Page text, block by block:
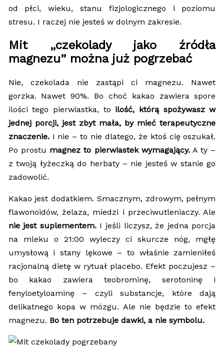
od płci, wieku, stanu fizjologicznego i poziomu
stresu. I raczej nie jesteś w dolnym zakresie.
Mit „czekolady jako źródła
magnezu” można już pogrzebać
Nie, czekolada nie zastąpi ci magnezu. Nawet
gorzka. Nawet 90%. Bo choć kakao zawiera spore
ilości tego pierwiastka, to ilość, którą spożywasz w
jednej porcji, jest zbyt mała, by mieć terapeutyczne
znaczenie.I nie – to nie dlatego, że ktoś cię oszukał.
Po prostu magnez to pierwiastek wymagający.A ty –
z twoją łyżeczką do herbaty – nie jesteś w stanie go
zadowolić.
Kakao jest dodatkiem. Smacznym, zdrowym, pełnym
flawonoidów, żelaza, miedzi i przeciwutleniaczy. Ale
nie jest suplementem.I jeśli liczysz, że jedna porcja
na mleku o 21:00 wyleczy ci skurcze nóg, mgłę
umysłową i stany lękowe – to właśnie zamieniłeś
racjonalną dietę w rytuał placebo. Efekt poczujesz –
bo kakao zawiera teobrominę, serotoninę i
fenyloetyloaminę – czyli substancje, które dają
delikatnego kopa w mózgu. Ale nie będzie to efekt
magnezu. Bo ten potrzebuje dawki, a nie symbolu.